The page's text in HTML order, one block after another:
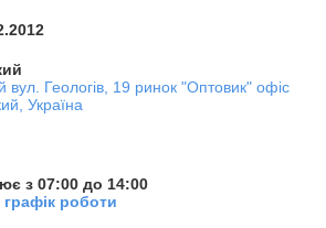
Геологів, 19 ринок "Оптовик" офіс
Україна
з 07:00 до 14:00
роботи